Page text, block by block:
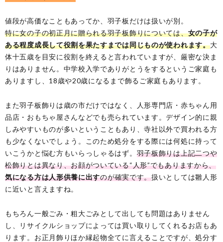
値段が高価なこともあってか、羽子板だけは扱いが別。
特に女の子の初正月に贈られる羽子板飾りについては、女の子が
ある程度成長して役割を果たすまでは同じものが使われます。大
体十五歳を目安に役割を終えると言われていますが、厳密な決ま
りはありません。中学校入学でありがとうをするというご家庭も
ありますし、18歳や20歳になるまで飾るご家庭もあります。
また羽子板飾りは歳の市だけではなく、人形専門店・赤ちゃん用
品店・おもちゃ屋さんなどでも売られています。デザイン的に親
しみやすいものが多いということもあり、寺社以外で買われる方
も少なくないでしょう。このため処分をする際には何処に持って
いこうかと悩む方もいらっしゃるはず。 羽子板飾りは上記二つや
松飾りとは異なり、お顔がついている“人形”でもありますから、
気になる方は人形供養に出すのが確実です。扱いとしては雛人形
に近いと言えますね。
もちろん一般ごみ・粗大ごみとして出しても問題はありません
し、リサイクルショップによっては買い取りしてくれるお店もあ
ります。お正月飾りほか縁起物全てに言えることですが、処分す